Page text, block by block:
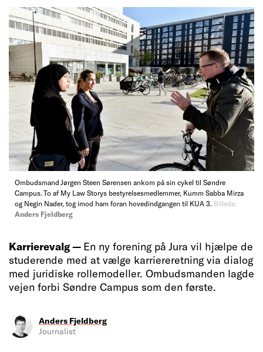
Ombudsmand Jørgen Steen Sørensen ankom på sin cykel til Søndre
Campus. To af My Law Storys bestyrelsesmedlemmer, Kumm Sabba Mirza
og Negin Nader, tog imod ham foran hovedindgangen til KUA 3. Billede:
Anders Fjeldberg
Karrierevalg — En ny forening på Jura vil hjælpe de
studerende med at vælge karriereretning via dialog
med juridiske rollemodeller. Ombudsmanden lagde
vejen forbi Søndre Campus som den første.
Anders Fjeldberg
Journalist